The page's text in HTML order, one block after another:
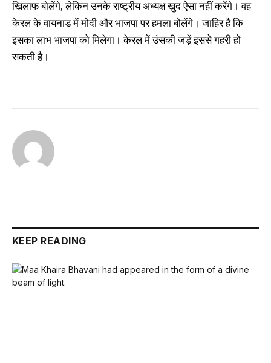
खिलाफ बोलेंगे, लेकिन उनके राष्ट्रीय अध्यक्ष खुद ऐसा नहीं करेंगे। वह
केरल के वायनाड में मोदी और भाजपा पर हमला बोलेंगे। जाहिर है कि
इसका लाभ भाजपा को मिलेगा। केरल में उंसकी जड़ें इससे गहरी हो
सकती है।
KEEP READING